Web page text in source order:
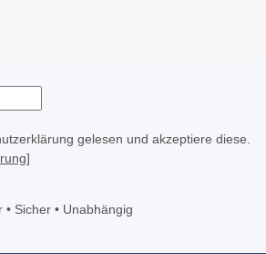
gelesen und akzeptiere diese.
• Sicher • Unabhängig